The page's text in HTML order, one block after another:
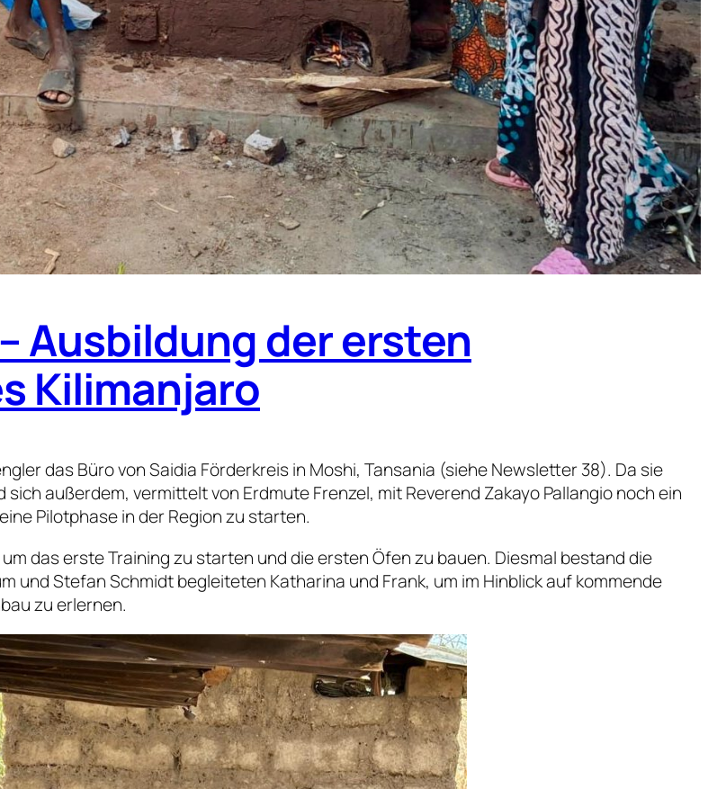
Ausbildung der ersten
Kilimanjaro
das Büro von Saidia Förderkreis in Moshi, Tansania (siehe Newsletter 38). Da sie
außerdem, vermittelt von Erdmute Frenzel, mit Reverend Zakayo Pallangio noch ein
Pilotphase in der Region zu starten.
das erste Training zu starten und die ersten Öfen zu bauen. Diesmal bestand die
und Stefan Schmidt begleiteten Katharina und Frank, um im Hinblick auf kommende
zu erlernen.